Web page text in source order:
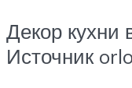
Декор кухни
Источник